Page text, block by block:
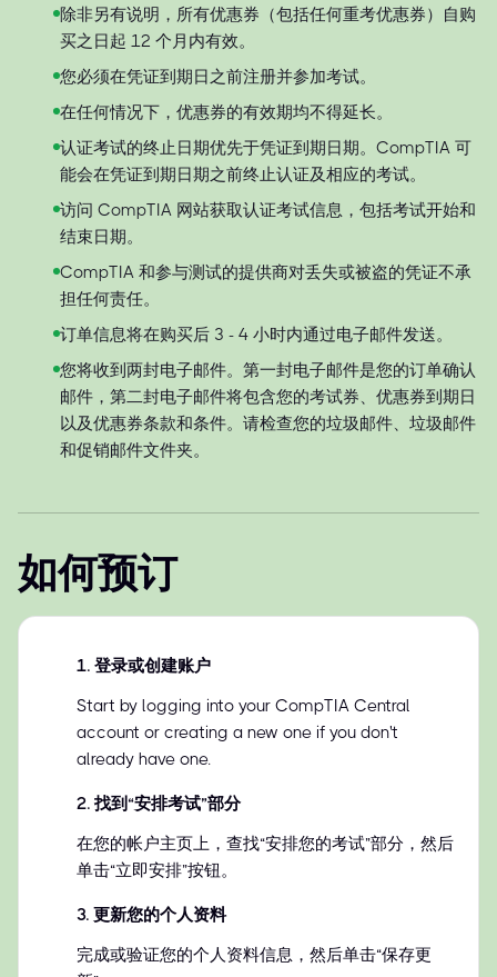
除非另有说明，所有优惠券（包括任何重考优惠券）自购
买之日起 12 个月内有效。
您必须在凭证到期日之前注册并参加考试。
在任何情况下，优惠券的有效期均不得延长。
认证考试的终止日期优先于凭证到期日期。CompTIA 可
能会在凭证到期日期之前终止认证及相应的考试。
访问 CompTIA 网站获取认证考试信息，包括考试开始和
结束日期。
CompTIA 和参与测试的提供商对丢失或被盗的凭证不承
担任何责任。
订单信息将在购买后 3 - 4 小时内通过电子邮件发送。
您将收到两封电子邮件。第一封电子邮件是您的订单确认
邮件，第二封电子邮件将包含您的考试券、优惠券到期日
以及优惠券条款和条件。请检查您的垃圾邮件、垃圾邮件
和促销邮件文件夹。
如何预订
1. 登录或创建账户
Start by logging into your CompTIA Central
account or creating a new one if you don't
already have one.
2. 找到“安排考试”部分
在您的帐户主页上，查找“安排您的考试”部分，然后
单击“立即安排”按钮。
3. 更新您的个人资料
完成或验证您的个人资料信息，然后单击“保存更